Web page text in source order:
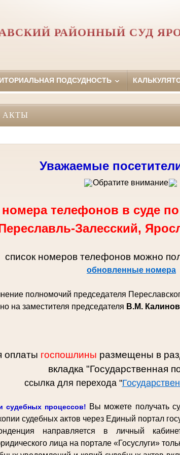
РАЙОННЫЙ СУД
ПОДСУДНОСТЬ
АКТЫ
Уважаемые
Обратите внимание
телефонов в суде
Залесский,
список номеров телефонов можно
обновленные номера
полномочий председателя
на заместителя председателя В.М.
оплаты госпошлины размещены в
вкладка "Государственная
ссылка для перехода "
судебных процессов! Вы можете получать
судебных актов через Единый портал
направляется в личный
лица на портале «Госуслуги»